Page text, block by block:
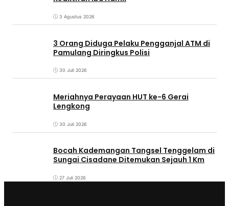
3 Agustus 2026
3 Orang Diduga Pelaku Pengganjal ATM di
Pamulang Diringkus Polisi
30 Juli 2026
Meriahnya Perayaan HUT ke-6 Gerai
Lengkong
30 Juli 2026
Bocah Kademangan Tangsel Tenggelam di
Sungai Cisadane Ditemukan Sejauh 1 Km
27 Juli 2026